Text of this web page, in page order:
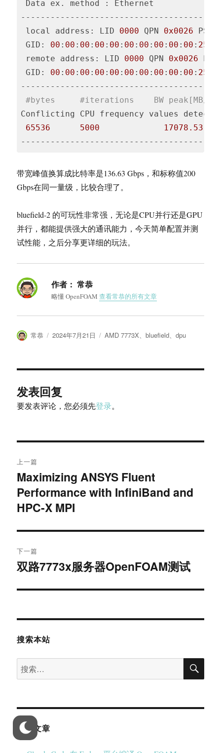
Data ex. method : Ethernet
local address: LID 0000 QPN 0x0026 PSN
GID: 00 : 00 : 00 : 00 : 00 : 00 : 00 : 00 : 00 : 00 : 255
remote address: LID 0000 QPN 0x0026
GID: 00 : 00 : 00 : 00 : 00 : 00 : 00 : 00 : 00 : 00 : 255
#bytes     #iterations    BW peak[MB/
Conflicting CPU frequency values
65536
5000 17078.53
language:
PHP
(php)
带宽峰值换算成比特率是136.63 Gbps，和标称值200
Gbps在同一量级，比较合理了。
bluefield-2 的可玩性非常强，无论是CPU并行还是GPU
并行，都能提供强大的通讯能力，今天简单配置并测
试性能，之后分享更详细的玩法。
作者： 常恭
略懂 OpenFOAM查看常恭的所有文章
作
常恭
发
2024年7月21日
标
AMD 7773X 、bluefield 、dpu
发表回复
要发表评论，您必须先登录。
章
导
航
上一篇
上
篇
文
Maximizing ANSYS Fluent
Performance with InfiniBand and
HPC-X MPI
下一篇
下
文
双路7773x服务器OpenFOAM测试
搜索本站
搜
索：
搜
近期文章